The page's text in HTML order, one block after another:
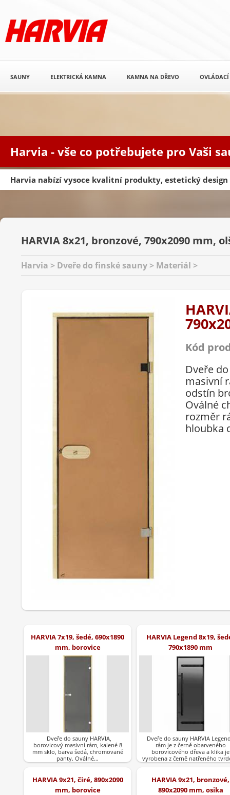
Harvia - vše co potřebujete pro Vaši
Harvia nabízí vysoce kvalitní produkty, estetický design
SAUNY ELEKTRICKÁ KAMNA KAMNA NA DŘEVO OVLÁDACÍ
HARVIA 8x21, bronzové, 790x2090 mm,
Harvia > Dveře do finské sauny > Materiál >
Kód
Dveře
masivní
odstín
Oválné
rozměr
hloubka
HARVIA 7x19, šedé, 690x1890
mm, borovice
Dveře do sauny HARVIA,
borovicový masivní rám, kalené 8
mm sklo, barva šedá, chromované
panty. Oválné…
HARVIA Legend 8x19,
790x1890 mm
Dveře do sauny HARVIA
rám je z černě obarveného
borovicového dřeva a klika je
vyrobena z černě natřeného
dřeva.Barva…
HARVIA 9x21, čiré, 890x2090
mm, borovice
HARVIA 9x21, bronzové,
890x2090 mm, osika